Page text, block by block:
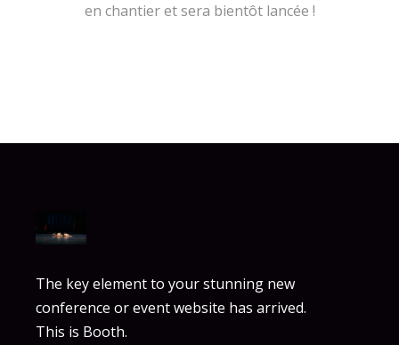
en chantier et sera bientôt lancée !
The key element to your stunning new
conference or event website has arrived.
This is Booth.